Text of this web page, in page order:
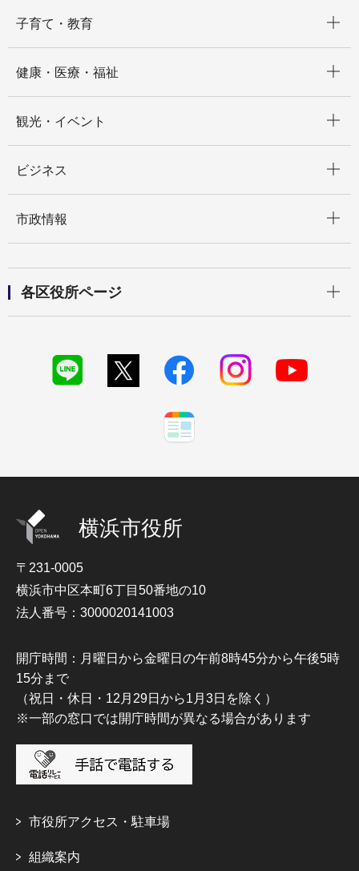
子育て・教育
健康・医療・福祉
観光・イベント
ビジネス
市政情報
各区役所ページ
横浜市役所
〒231-0005
横浜市中区本町6丁目50番地の10
法人番号：3000020141003
開庁時間：月曜日から金曜日の午前8時45分から午後5時
15分まで
（祝日・休日・12月29日から1月3日を除く）
※一部の窓口では開庁時間が異なる場合があります
市役所アクセス・駐車場
組織案内